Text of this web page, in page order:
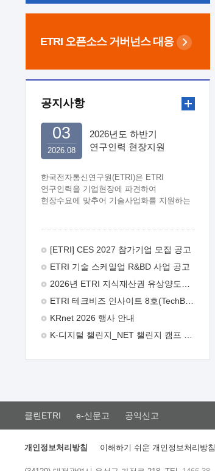
ETRI 오픈소스 거버넌스 대응
공지사항
2026년도 하반기
연구인력 현장지원
한국전자통신연구원(ETRI)은 ETRI
연구인력을 기업현장에 파견하여
현장수요에 맞추어 기술사업화를 지원하는
주시기 바랍니다. 2026년 8월
추진목적: ETRI 인력을 기업현장에 파견.
기술지원을 실시함으로써 ETRI 개발기술의
극대화하고, 지원기업을 강견기업으로
육성하고자 함.  신청자격: ETRI
ETRI 창업/연구소기업, 기술이전/출자기업
(2 ~ 3년차) 연봉의 40%  추진일정(1)
희망기업 신청/접수(2)희망인력-희망기업
매칭(3)현장조사/ 선정(심의)(4)협약체결
26일 9월초순 9월 중순 10월 이후*
2026.08
03
[ETRI] CES 2027 참가기업 모집 공고
ETRI 기술 스케일업 R&BD 사업 공고
ETRI 테크비즈 인사이트 8호(TechBiz Insight Vol.8) 발간
KRnet 2026 행사 안내
클린ETRI e-신문고 공익신고
개인정보처리방침 이해하기 쉬운 개인정보처리방침